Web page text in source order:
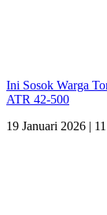
Ini Sosok Warga
ATR 42-500
19 Januari 2026 |